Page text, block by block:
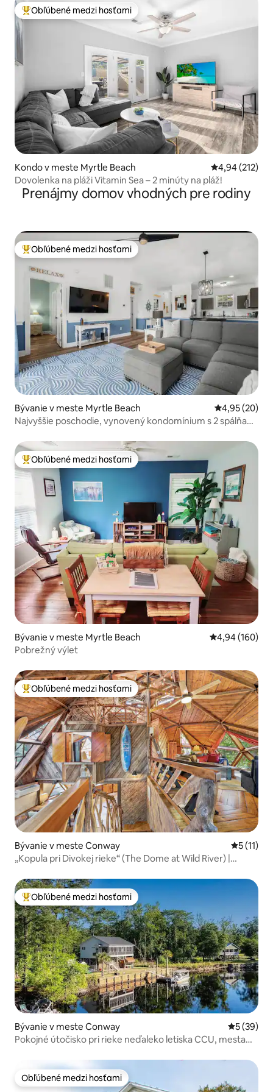
Najobľúbenejšie medzi hosťami
Obľúbené medzi hosťami
Kondo v meste Myrtle Beach Priemerné
4,94 (212)
Dovolenka na pláži Vitamin Sea – 2 minúty na pláž!
Prenájmy domov vhodných pre rodiny
Najobľúbenejšie medzi hosťami
Obľúbené medzi hosťami
Bývanie v meste Myrtle Beach Priemerné
4,95 (20)
Najvyššie poschodie, vynovený kondomínium s 2 spálňami
Najobľúbenejšie medzi hosťami
Obľúbené medzi hosťami
Bývanie v meste Myrtle Beach Priemerné
4,94 (160)
Pobrežný výlet
Najobľúbenejšie medzi hosťami
Obľúbené medzi hosťami
Bývanie v meste Conway
5 (11)
„Kopula pri Divokej rieke“ (The Dome at Wild River) |
Najobľúbenejšie medzi hosťami
Obľúbené medzi hosťami
Bývanie v meste Conway
5 (39)
Pokojné útočisko pri rieke neďaleko letiska CCU, mesta
Obľúbené medzi hosťami
Obľúbené medzi hosťami